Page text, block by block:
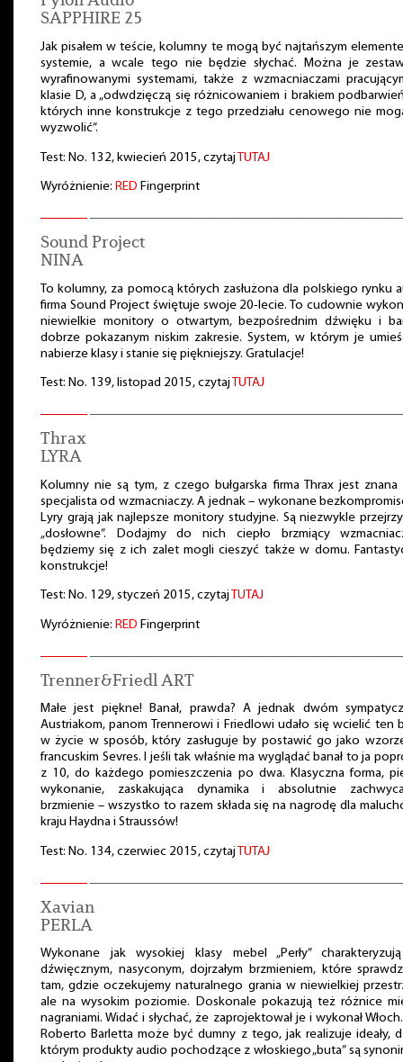
SAPPHIRE 25
Jak pisałem w teście, kolumny te mogą być najtańszym
systemie, a wcale tego nie będzie słychać. Można je
wyrafinowanymi systemami, także z wzmacniaczami
klasie D, a „odwdzięczą się różnicowaniem i brakiem
których inne konstrukcje z tego przedziału cenowego nie
wyzwolić”.
Test: No. 132, kwiecień 2015, czytaj TUTAJ
Wyróżnienie: RED Fingerprint
Sound Project
NINA
To kolumny, za pomocą których zasłużona dla polskiego rynku
firma Sound Project świętuje swoje 20-lecie. To cudownie
niewielkie monitory o otwartym, bezpośrednim dźwięku i
dobrze pokazanym niskim zakresie. System, w którym je
nabierze klasy i stanie się piękniejszy. Gratulacje!
Test: No. 139, listopad 2015, czytaj TUTAJ
Thrax
LYRA
Kolumny nie są tym, z czego bułgarska firma Thrax jest
specjalista od wzmacniaczy. A jednak – wykonane
Lyry grają jak najlepsze monitory studyjne. Są niezwykle
„dosłowne”. Dodajmy do nich ciepło brzmiący
będziemy się z ich zalet mogli cieszyć także w domu.
konstrukcje!
Test: No. 129, styczeń 2015, czytaj TUTAJ
Wyróżnienie: RED Fingerprint
Trenner&Friedl ART
Małe jest piękne! Banał, prawda? A jednak dwóm
Austriakom, panom Trennerowi i Friedlowi udało się wcielić ten
w życie w sposób, który zasługuje by postawić go jako
francuskim Sevres. I jeśli tak właśnie ma wyglądać banał to ja
z 10, do każdego pomieszczenia po dwa. Klasyczna forma,
wykonanie, zaskakująca dynamika i absolutnie
brzmienie – wszystko to razem składa się na nagrodę dla
kraju Haydna i Straussów!
Test: No. 134, czerwiec 2015, czytaj TUTAJ
Xavian
PERLA
Wykonane jak wysokiej klasy mebel „Perły”
dźwięcznym, nasyconym, dojrzałym brzmieniem, które
tam, gdzie oczekujemy naturalnego grania w niewielkiej
ale na wysokim poziomie. Doskonale pokazują też różnice
nagraniami. Widać i słychać, że zaprojektował je i wykonał
Roberto Barletta może być dumny z tego, jak realizuje ideały,
którym produkty audio pochodzące z włoskiego „buta” są